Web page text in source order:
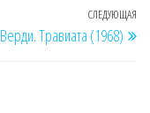
СЛЕДУЮЩАЯ
Верди. Травиата (1968)